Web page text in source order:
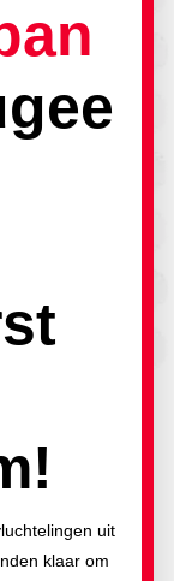
uit
klaar om